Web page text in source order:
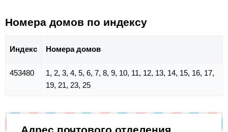
Номера домов по индексу
Индекс Номера домов
453480
1, 2, 3, 4, 5, 6, 7, 8, 9, 10, 11, 12, 13, 14, 15, 16, 17,
19, 21, 23, 25